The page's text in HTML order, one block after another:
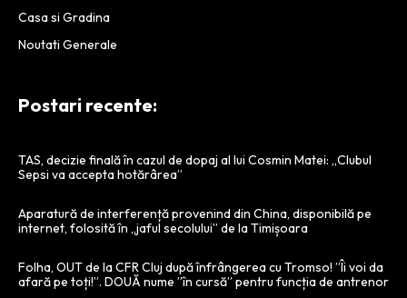
Casa si Gradina
Noutati Generale
Postari recente:
TAS, decizie finală în cazul de dopaj al lui Cosmin Matei: „Clubul
Sepsi va accepta hotărârea”
Aparatură de interferență provenind din China, disponibilă pe
internet, folosită în „jaful secolului” de la Timișoara
Folha, OUT de la CFR Cluj după înfrângerea cu Tromso! ”Îi voi da
afară pe toți!”. DOUĂ nume ”în cursă” pentru funcția de antrenor